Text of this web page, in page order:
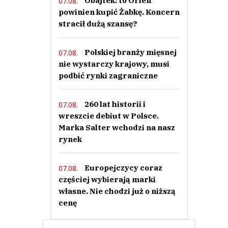
powinien kupić Żabkę. Koncern
stracił dużą szansę?
07.08.
Polskiej branży mięsnej
nie wystarczy krajowy, musi
podbić rynki zagraniczne
07.08.
260 lat historii i
wreszcie debiut w Polsce.
Marka Salter wchodzi na nasz
rynek
07.08.
Europejczycy coraz
częściej wybierają marki
własne. Nie chodzi już o niższą
cenę